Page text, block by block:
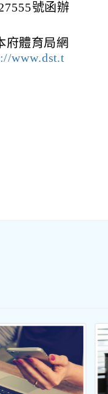
號函辦
府體育局網
www.dst.t